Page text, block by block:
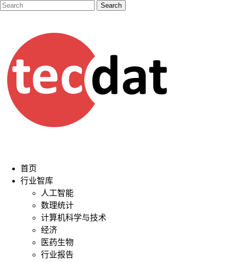
首页
行业智库
人工智能
数理统计
计算机科学与技术
经济
医药生物
行业报告